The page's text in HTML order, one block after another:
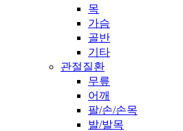
목
가슴
골반
기타
관절질환
무릎
어깨
팔/손/손목
발/발목